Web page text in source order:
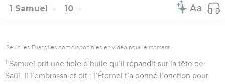
1 Samuel 10
Seuls les Évangiles sont disponibles en vidéo pour le moment.
1 Samuel prit une fiole d’huile qu’il répandit sur la tête de
Saül. Il l’embrassa et dit : l’Éternel t’a donné l’onction pour